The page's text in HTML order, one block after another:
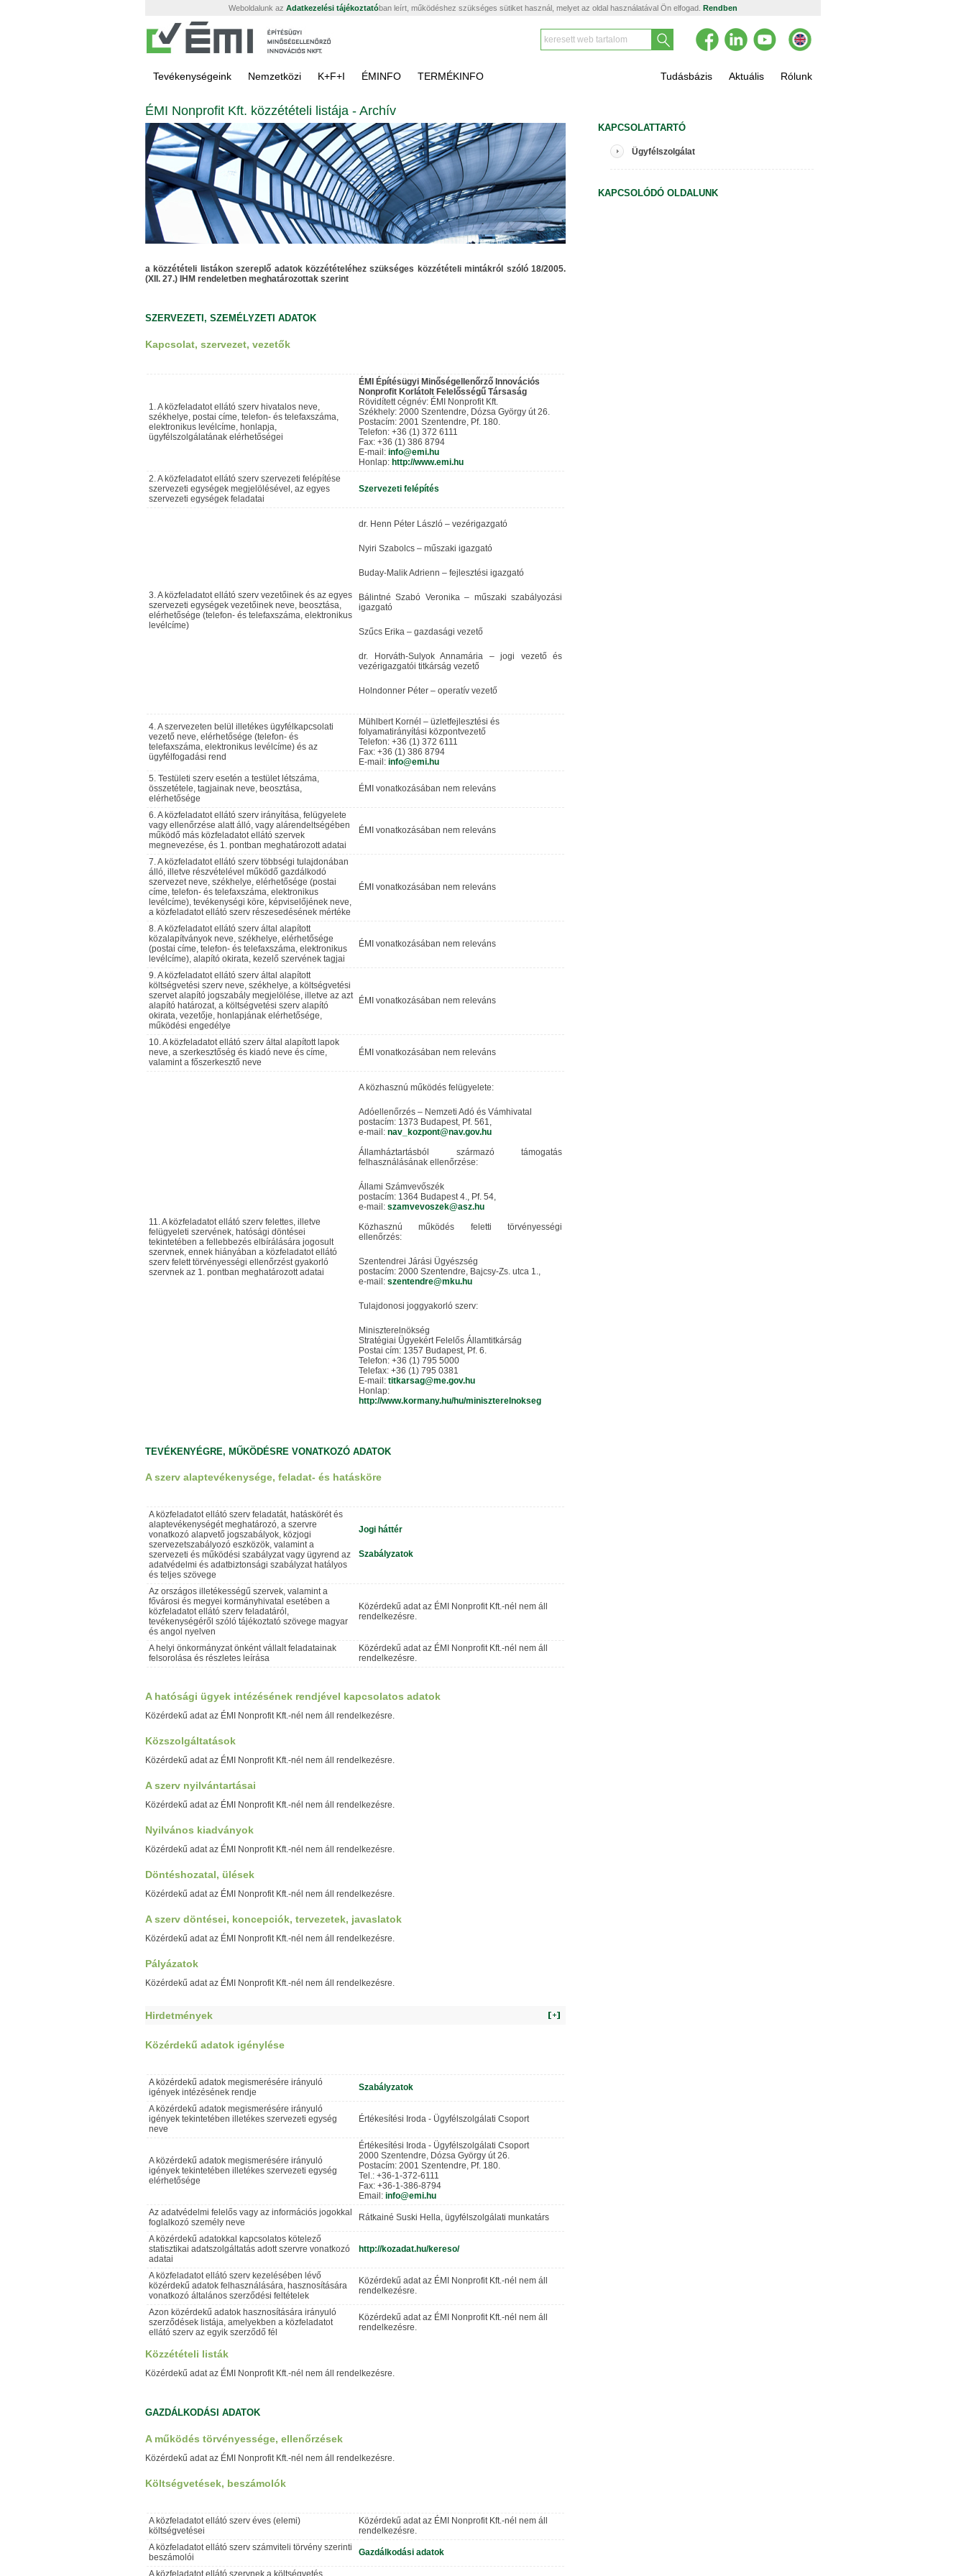
Weboldalunk az Adatkezelési tájékoztatóban leírt, működéshez szükséges sütiket használ, melyet az oldal használatával Ön elfogad. Rendben
Tevékenységeink Nemzetközi K+F+I ÉMINFO TERMÉKINFO Tudásbázis Aktuális Rólunk
ÉMI Nonprofit Kft. közzétételi listája - Archív
a közzétételi listákon szereplő adatok közzétételéhez szükséges közzétételi mintákról szóló 18/2005.
(XII. 27.) IHM rendeletben meghatározottak szerint
SZERVEZETI, SZEMÉLYZETI ADATOK
Kapcsolat, szervezet, vezetők
1. A közfeladatot ellátó szerv hivatalos neve,
székhelye, postai címe, telefon- és telefaxszáma,
elektronikus levélcíme, honlapja,
ügyfélszolgálatának elérhetőségei
ÉMI Építésügyi Minőségellenőrző Innovációs
Nonprofit Korlátolt Felelősségű Társaság
Rövidített cégnév: ÉMI Nonprofit Kft.
Székhely: 2000 Szentendre, Dózsa György út 26.
Postacím: 2001 Szentendre, Pf. 180.
Telefon: +36 (1) 372 6111
Fax: +36 (1) 386 8794
E-mail: info@emi.hu
Honlap: http://www.emi.hu
2. A közfeladatot ellátó szerv szervezeti felépítése
szervezeti egységek megjelölésével, az egyes
szervezeti egységek feladatai
Szervezeti felépítés
3. A közfeladatot ellátó szerv vezetőinek és az egyes
szervezeti egységek vezetőinek neve, beosztása,
elérhetősége (telefon- és telefaxszáma, elektronikus
levélcíme)
dr. Henn Péter László – vezérigazgató
Nyiri Szabolcs – műszaki igazgató
Buday-Malik Adrienn – fejlesztési igazgató
Bálintné Szabó Veronika – műszaki szabályozási
igazgató
Szűcs Erika – gazdasági vezető
dr. Horváth-Sulyok Annamária – jogi vezető és
vezérigazgatói titkárság vezető
Holndonner Péter – operatív vezető
4. A szervezeten belül illetékes ügyfélkapcsolati
vezető neve, elérhetősége (telefon- és
telefaxszáma, elektronikus levélcíme) és az
ügyfélfogadási rend
Mühlbert Kornél – üzletfejlesztési és
folyamatirányítási központvezető
Telefon: +36 (1) 372 6111
Fax: +36 (1) 386 8794
E-mail: info@emi.hu
5. Testületi szerv esetén a testület létszáma,
összetétele, tagjainak neve, beosztása,
elérhetősége
ÉMI vonatkozásában nem releváns
6. A közfeladatot ellátó szerv irányítása, felügyelete
vagy ellenőrzése alatt álló, vagy alárendeltségében
működő más közfeladatot ellátó szervek
megnevezése, és 1. pontban meghatározott adatai
ÉMI vonatkozásában nem releváns
7. A közfeladatot ellátó szerv többségi tulajdonában
álló, illetve részvételével működő gazdálkodó
szervezet neve, székhelye, elérhetősége (postai
címe, telefon- és telefaxszáma, elektronikus
levélcíme), tevékenységi köre, képviselőjének neve,
a közfeladatot ellátó szerv részesedésének mértéke
ÉMI vonatkozásában nem releváns
8. A közfeladatot ellátó szerv által alapított
közalapítványok neve, székhelye, elérhetősége
(postai címe, telefon- és telefaxszáma, elektronikus
levélcíme), alapító okirata, kezelő szervének tagjai
ÉMI vonatkozásában nem releváns
9. A közfeladatot ellátó szerv által alapított
költségvetési szerv neve, székhelye, a költségvetési
szervet alapító jogszabály megjelölése, illetve az azt
alapító határozat, a költségvetési szerv alapító
okirata, vezetője, honlapjának elérhetősége,
működési engedélye
ÉMI vonatkozásában nem releváns
10. A közfeladatot ellátó szerv által alapított lapok
neve, a szerkesztőség és kiadó neve és címe,
valamint a főszerkesztő neve
ÉMI vonatkozásában nem releváns
11. A közfeladatot ellátó szerv felettes, illetve
felügyeleti szervének, hatósági döntései
tekintetében a fellebbezés elbírálására jogosult
szervnek, ennek hiányában a közfeladatot ellátó
szerv felett törvényességi ellenőrzést gyakorló
szervnek az 1. pontban meghatározott adatai
A közhasznú működés felügyelete:
Adóellenőrzés – Nemzeti Adó és Vámhivatal
postacím: 1373 Budapest, Pf. 561,
e-mail: nav_kozpont@nav.gov.hu
Államháztartásból származó támogatás
felhasználásának ellenőrzése:
Állami Számvevőszék
postacím: 1364 Budapest 4., Pf. 54,
e-mail: szamvevoszek@asz.hu
Közhasznú működés feletti törvényességi
ellenőrzés:
Szentendrei Járási Ügyészség
postacím: 2000 Szentendre, Bajcsy-Zs. utca 1.,
e-mail: szentendre@mku.hu
Tulajdonosi joggyakorló szerv:
Miniszterelnökség
Stratégiai Ügyekért Felelős Államtitkárság
Postai cím: 1357 Budapest, Pf. 6.
Telefon: +36 (1) 795 5000
Telefax: +36 (1) 795 0381
E-mail: titkarsag@me.gov.hu
Honlap:
http://www.kormany.hu/hu/miniszterelnokseg
TEVÉKENYÉGRE, MŰKÖDÉSRE VONATKOZÓ ADATOK
A szerv alaptevékenysége, feladat- és hatásköre
A közfeladatot ellátó szerv feladatát, hatáskörét és
alaptevékenységét meghatározó, a szervre
vonatkozó alapvető jogszabályok, közjogi
szervezetszabályozó eszközök, valamint a
szervezeti és működési szabályzat vagy ügyrend az
adatvédelmi és adatbiztonsági szabályzat hatályos
és teljes szövege
Jogi háttér
Szabályzatok
Az országos illetékességű szervek, valamint a
fővárosi és megyei kormányhivatal esetében a
közfeladatot ellátó szerv feladatáról,
tevékenységéről szóló tájékoztató szövege magyar
és angol nyelven
Közérdekű adat az ÉMI Nonprofit Kft.-nél nem áll
rendelkezésre.
A helyi önkormányzat önként vállalt feladatainak
felsorolása és részletes leírása
Közérdekű adat az ÉMI Nonprofit Kft.-nél nem áll
rendelkezésre.
A hatósági ügyek intézésének rendjével kapcsolatos adatok
Közérdekű adat az ÉMI Nonprofit Kft.-nél nem áll rendelkezésre.
Közszolgáltatások
Közérdekű adat az ÉMI Nonprofit Kft.-nél nem áll rendelkezésre.
A szerv nyilvántartásai
Közérdekű adat az ÉMI Nonprofit Kft.-nél nem áll rendelkezésre.
Nyilvános kiadványok
Közérdekű adat az ÉMI Nonprofit Kft.-nél nem áll rendelkezésre.
Döntéshozatal, ülések
Közérdekű adat az ÉMI Nonprofit Kft.-nél nem áll rendelkezésre.
A szerv döntései, koncepciók, tervezetek, javaslatok
Közérdekű adat az ÉMI Nonprofit Kft.-nél nem áll rendelkezésre.
Pályázatok
Közérdekű adat az ÉMI Nonprofit Kft.-nél nem áll rendelkezésre.
Hirdetmények
Közérdekű adatok igénylése
A közérdekű adatok megismerésére irányuló
igények intézésének rendje
Szabályzatok
A közérdekű adatok megismerésére irányuló
igények tekintetében illetékes szervezeti egység
neve
Értékesítési Iroda - Ügyfélszolgálati Csoport
A közérdekű adatok megismerésére irányuló
igények tekintetében illetékes szervezeti egység
elérhetősége
Értékesítési Iroda - Ügyfélszolgálati Csoport
2000 Szentendre, Dózsa György út 26.
Postacím: 2001 Szentendre, Pf. 180.
Tel.: +36-1-372-6111
Fax: +36-1-386-8794
Email: info@emi.hu
Az adatvédelmi felelős vagy az információs jogokkal
foglalkozó személy neve
Rátkainé Suski Hella, ügyfélszolgálati munkatárs
A közérdekű adatokkal kapcsolatos kötelező
statisztikai adatszolgáltatás adott szervre vonatkozó
adatai
http://kozadat.hu/kereso/
A közfeladatot ellátó szerv kezelésében lévő
közérdekű adatok felhasználására, hasznosítására
vonatkozó általános szerződési feltételek
Közérdekű adat az ÉMI Nonprofit Kft.-nél nem áll
rendelkezésre.
Azon közérdekű adatok hasznosítására irányuló
szerződések listája, amelyekben a közfeladatot
ellátó szerv az egyik szerződő fél
Közérdekű adat az ÉMI Nonprofit Kft.-nél nem áll
rendelkezésre.
Közzétételi listák
Közérdekű adat az ÉMI Nonprofit Kft.-nél nem áll rendelkezésre.
GAZDÁLKODÁSI ADATOK
A működés törvényessége, ellenőrzések
Közérdekű adat az ÉMI Nonprofit Kft.-nél nem áll rendelkezésre.
Költségvetések, beszámolók
A közfeladatot ellátó szerv éves (elemi)
költségvetései
Közérdekű adat az ÉMI Nonprofit Kft.-nél nem áll
rendelkezésre.
A közfeladatot ellátó szerv számviteli törvény szerinti
beszámolói
Gazdálkodási adatok
A közfeladatot ellátó szervnek a költségvetés
KAPCSOLATTARTÓ
Ügyfélszolgálat
KAPCSOLÓDÓ OLDALUNK